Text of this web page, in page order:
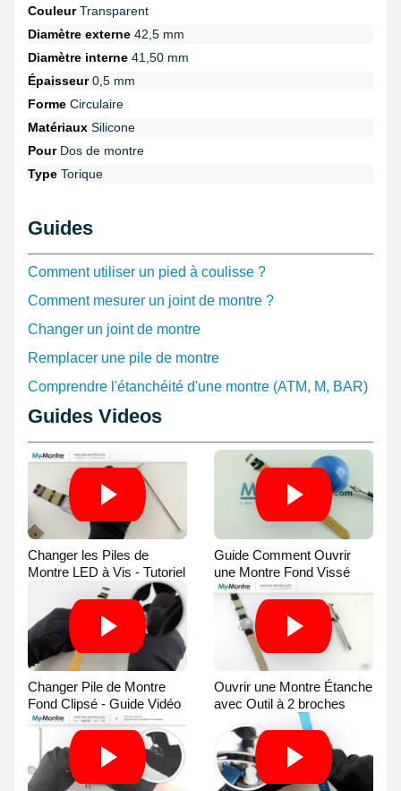
CouleurTransparent
Diamètre externe 42,5 mm
Diamètre interne 41,50 mm
Épaisseur0,5 mm
Forme Circulaire
Matériaux Silicone
PourDos de montre
Type Torique
Guides
Comment utiliser un pied à coulisse ?
Comment mesurer un joint de montre ?
Changer un joint de montre
Remplacer une pile de montre
Comprendre l'étanchéité d'une montre (ATM, M, BAR)
Guides Videos
Changer les Piles de
Montre LED à Vis - Tutoriel
Vidéo
Guide Comment Ouvrir
une Montre Fond Vissé
avec une Balle
Changer Pile de Montre
Fond Clipsé - Guide Vidéo
Ouvrir une Montre Étanche
avec Outil à 2 broches